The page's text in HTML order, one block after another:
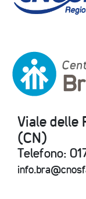
Viale delle
(CN)
Telefono: